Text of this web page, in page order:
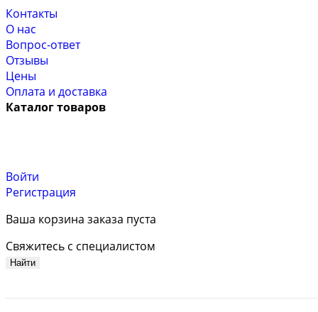
Контакты
О нас
Вопрос-ответ
Отзывы
Цены
Оплата и доставка
Каталог товаров
Войти
Регистрация
Ваша корзина заказа пуста
Свяжитесь с специалистом